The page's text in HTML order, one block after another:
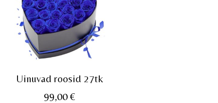
Uinuvad roosid 27tk
99,00€